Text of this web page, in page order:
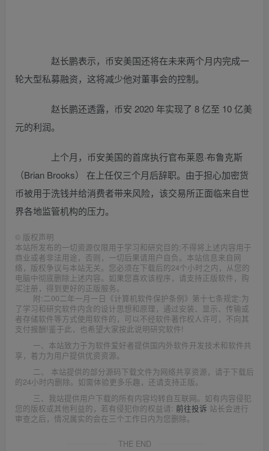
赵长鹏表示，币安美国还将在未来两个月内完成一
轮大型私募融资，这将减少他对董事会的控制。
赵长鹏还透露，币安 2020 年实现了 8 亿至 10 亿美
元的利润。
上个月，币安美国的首席执行官布莱恩·布鲁克斯
（Brian Brooks） 在上任仅三个月后辞职。由于担心加密货
币被用于洗钱并给消费者带来风险，该交易所正面临来自世
界各地监管机构的压力。
© 版权声明
本站所发布的一切资源仅限用于学习和研究目的;不得将上述内容用于
商业或者非法用途，否则，一切后果请用户自负。本站信息来自网
络，版权争议与本站无关。您必须在下载后的24个小时之内，从您的
电脑中彻底删除上述内容。如果您喜欢该程序，请支持正版软件，购
买注册，得到更好的正版服务。
附:二00二年一月一日《计算机软件保护条例》第十七条规定:为
了学习和研究软件内含的设计思想和原理，通过安装、显示、传输或
者存储软件等方式使用软件的，可以不经软件著作权人许可，不向其
支付报酬!鉴于此，也希望大家按此说明研究软件!
一、本站致力于为软件爱好者提供国内外软件开发技术和软件共
享，着力为用户提供优资资源。
二、 本站提供的部分源码下载文件为网络共享资源，请于下载后
的24小时内删除。如需体验更多乐趣，还请支持正版。
三、我站提供用户下载的所有内容均转自互联网。如有内容侵犯
您的版权或其他利益的，若有侵犯你的权益请: 前往投诉 站长会进行
审查之后，情况属实的会在三个工作日内为您删除。
THE END